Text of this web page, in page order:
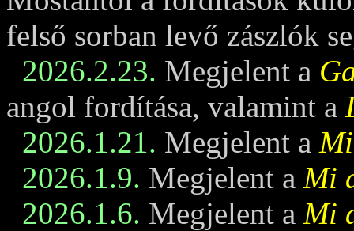
felső sorban levő zászlók
2026.2.23. Megjelent a
angol fordítása, valamint a
2026.1.21. Megjelent a
2026.1.9. Megjelent a Mi
2026.1.6. Megjelent a Mi